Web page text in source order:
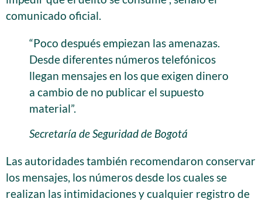
comunicado oficial.
“Poco después empiezan las amenazas.
Desde diferentes números telefónicos
llegan mensajes en los que exigen dinero
a cambio de no publicar el supuesto
material”.
Secretaría de Seguridad de Bogotá
Las autoridades también recomendaron conservar
los mensajes, los números desde los cuales se
realizan las intimidaciones y cualquier registro de